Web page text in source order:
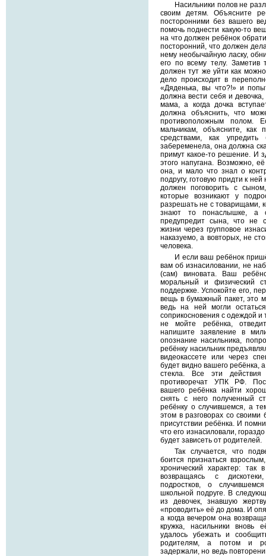
Насильники полов не
своим детям. Объясните
посторонними без вашего
помочь поднести какую-то
на что должен ребёнок
посторонний, что должен
нему необычайную ласку,
его по всему телу. Заметив
должен тут же уйти как
дело происходит в
«Дяденька, вы что?!» и
должна вести себя и
мама, а когда дочка
должна объяснить, что
противоположным полом.
мальчикам, объясните, как
средствами, как
забеременела, она должна
примут какое-то решение. И
этого напугана. Возможно,
она, и мало что знал о
подругу, готовую придти к
должен поговорить с
которые возникают у
разрешать не с товарищами,
знают то понаслышке,
предупредит сына, что не
жизни через групповое
наказуемо, а вовторых, не
человека.
И если ваш ребёнок
вам об изнасиловании, не
(сам) виновата. Ваш
моральный и физический
поддержке. Успокойте его,
вещь в бумажный пакет, это
ведь на ней могли
соприкосновения с одеждой и
не мойте ребёнка,
напишите заявление в
опознание насильника,
ребёнку насильник
видеокассете или через
будет видно вашего ребёнка,
стекла. Все эти
противоречат УПК РФ.
вашего ребёнка найти
снять с него полученный
ребёнку о случившемся, а
этом в разговорах со
присутствии ребёнка. И
что его изнасиловали,
будет зависеть от родителей.
Так случается, что
боится признаться
хронический характер: так
возвращаясь с
подростков, о
школьной подруге. В
из девочек, знавшую
«проводить» её до дома. И
а когда вечером она
кружка, насильники вновь
удалось убежать и
родителям, а потом и
задержали, но ведь